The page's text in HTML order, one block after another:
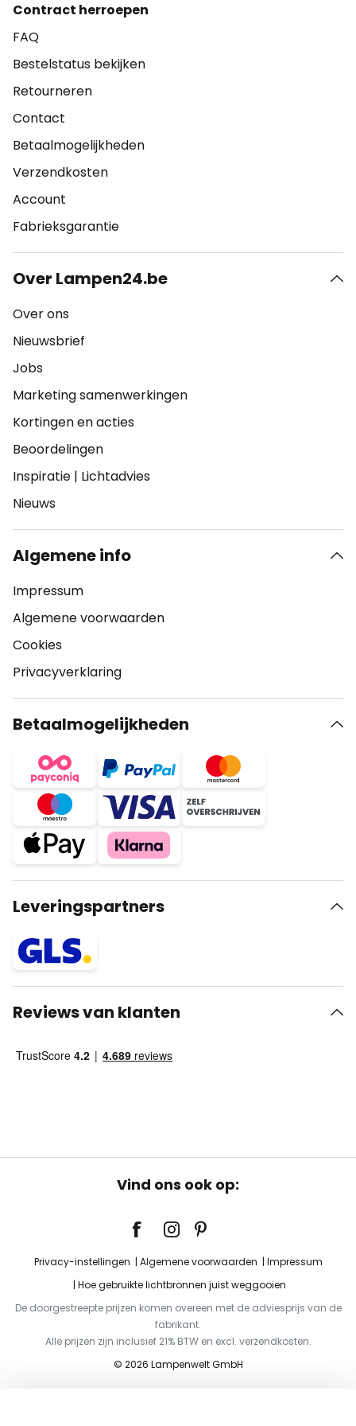
Contract herroepen
FAQ
Bestelstatus bekijken
Retourneren
Contact
Betaalmogelijkheden
Verzendkosten
Account
Fabrieksgarantie
Over Lampen24.be
Over ons
Nieuwsbrief
Jobs
Marketing samenwerkingen
Kortingen en acties
Beoordelingen
Inspiratie | Lichtadvies
Nieuws
Algemene info
Impressum
Algemene voorwaarden
Cookies
Privacyverklaring
Betaalmogelijkheden
Leveringspartners
Reviews van klanten
Vind ons ook op:
Privacy-instellingen Algemene voorwaarden
Impressum
Hoe gebruikte lichtbronnen juist weggooien
De doorgestreepte prijzen komen overeen met de adviesprijs van de
fabrikant.
Alle prijzen zijn inclusief 21% BTW en excl. verzendkosten.
© 2026 Lampenwelt GmbH